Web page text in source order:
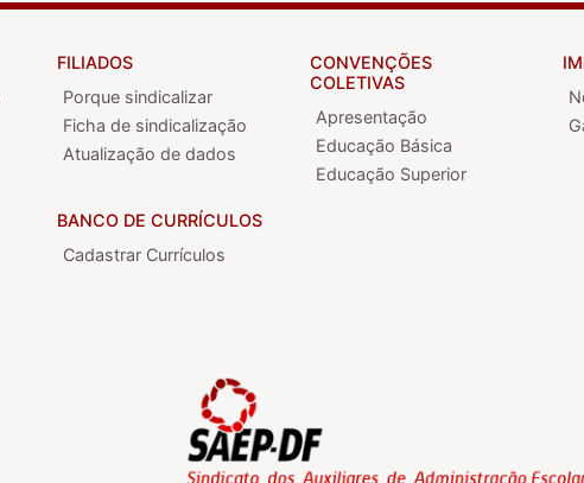
FILIADOS
Porque sindicalizar
Ficha de sindicalização
Atualização de dados
BANCO DE CURRÍCULOS
Cadastrar Currículos
CONVENÇÕES
COLETIVAS
Apresentação
Educação Básica
Educação Superior